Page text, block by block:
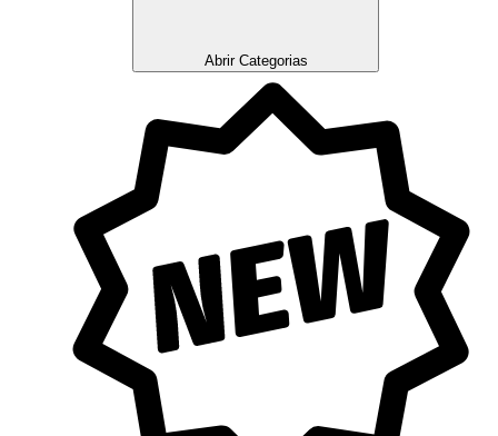
Abrir Categorias